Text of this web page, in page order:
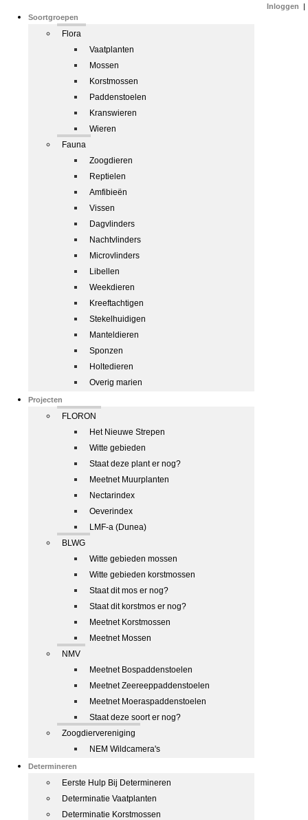
Soortgroepen
Flora
Vaatplanten
Mossen
Korstmossen
Paddenstoelen
Kranswieren
Wieren
Fauna
Zoogdieren
Reptielen
Amfibieën
Vissen
Dagvlinders
Nachtvlinders
Microvlinders
Libellen
Weekdieren
Kreeftachtigen
Stekelhuidigen
Manteldieren
Sponzen
Holtedieren
Overig marien
Projecten
FLORON
Het Nieuwe Strepen
Witte gebieden
Staat deze plant er nog?
Meetnet Muurplanten
Nectarindex
Oeverindex
LMF-a (Dunea)
BLWG
Witte gebieden mossen
Witte gebieden korstmossen
Staat dit mos er nog?
Staat dit korstmos er nog?
Meetnet Korstmossen
Meetnet Mossen
NMV
Meetnet Bospaddenstoelen
Meetnet Zeereeppaddenstoelen
Meetnet Moeraspaddenstoelen
Staat deze soort er nog?
Zoogdiervereniging
NEM Wildcamera's
Determineren
Eerste Hulp Bij Determineren
Determinatie Vaatplanten
Determinatie Korstmossen
Inloggen |